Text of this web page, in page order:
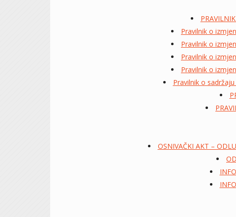
Pravilnik o
Pravilnik o
Pravilnik o
Pravilnik o
Pravilnik o
OSNIVAČKI AKT –